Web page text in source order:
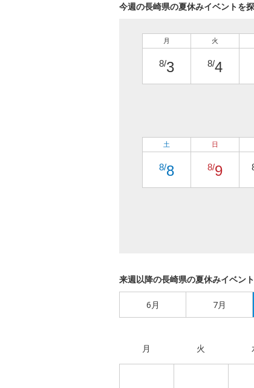
今週の長崎県の夏休みイベントを
月
8/3
火
8/4
土
8/8
日
8/9
来週以降の長崎県の夏休みイベン
6月 7月
月 火